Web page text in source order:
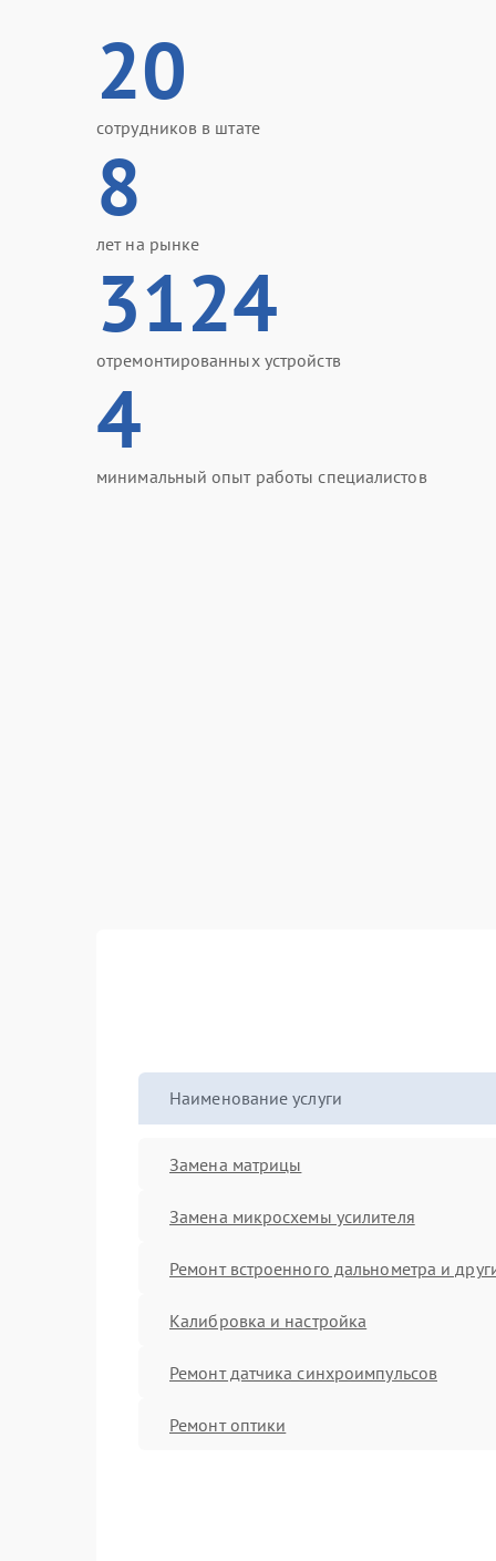
20
сотрудников в штате
8
лет на рынке
3124
отремонтированных устройств
4
минимальный опыт работы специалистов
Наименование услуги
Замена матрицы
Замена микросхемы усилителя
Ремонт встроенного дальнометра и
Калибровка и настройка
Ремонт датчика синхроимпульсов
Ремонт оптики